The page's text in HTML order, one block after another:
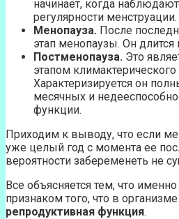
начинает, когда
регулярности менструации.
Менопауза. После
этап менопаузы. Он длится
Постменопауза. Это
этапом климактерического
Характеризируется он
месячных и
функции.
Приходим к выводу, что если
уже целый год с момента ее
вероятности забеременеть не
Все объясняется тем, что
признаком того, что в
репродуктивная функция.